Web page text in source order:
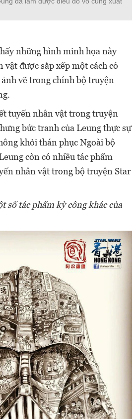
những hình minh họa này
vật được sắp xếp một cách có
vẽ trong chính bộ truyện
tuyến nhân vật trong truyện
bức tranh của Leung thực sự
khỏi thán phục Ngoài bộ
còn có nhiều tác phẩm
nhân vật trong bộ truyện Star
số tác phẩm kỳ công khác của